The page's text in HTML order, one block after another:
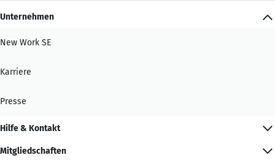
Unternehmen
New Work SE
Karriere
Presse
Hilfe & Kontakt
Mitgliedschaften